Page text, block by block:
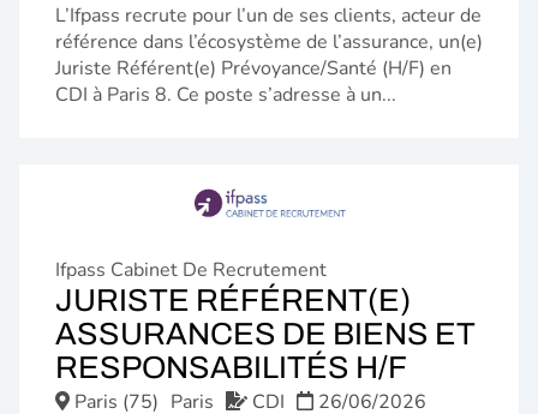
L’Ifpass recrute pour l’un de ses clients, acteur de
référence dans l’écosystème de l’assurance, un(e)
Juriste Référent(e) Prévoyance/Santé (H/F) en
CDI à Paris 8. Ce poste s’adresse à un...
Ifpass Cabinet De Recrutement
JURISTE RÉFÉRENT(E)
ASSURANCES DE BIENS ET
RESPONSABILITÉS H/F
Paris (75) Paris CDI
26/06/2026